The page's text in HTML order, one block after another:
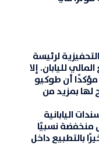
لرئيسة
لليابان. إلا
مؤكدًا أن طوكيو
لها بمزيد من
اليابانية
منخفضة نسبيًا
بالتطبيع داخل